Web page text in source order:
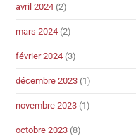
avril 2024 (2)
mars 2024 (2)
février 2024 (3)
décembre 2023 (1)
novembre 2023 (1)
octobre 2023 (8)